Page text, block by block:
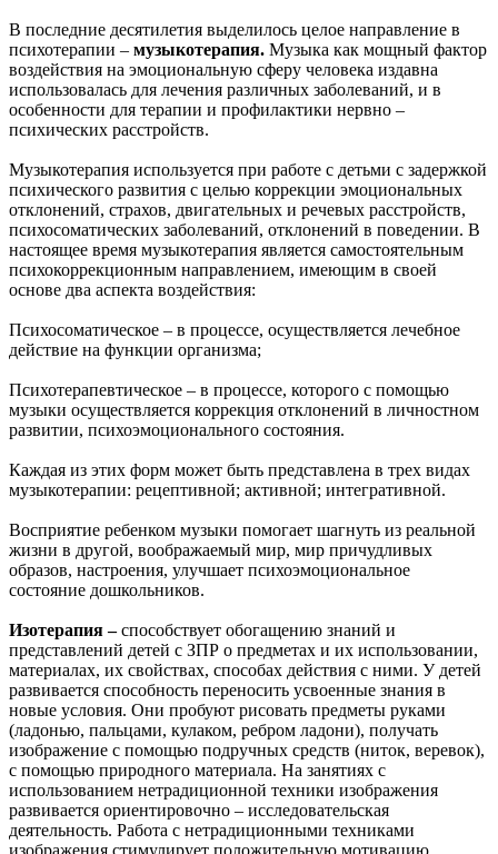
В последние десятилетия выделилось целое направление в
психотерапии – музыкотерапия. Музыка как мощный фактор
воздействия на эмоциональную сферу человека издавна
использовалась для лечения различных заболеваний, и в
особенности для терапии и профилактики нервно –
психических расстройств.
Музыкотерапия используется при работе с детьми с задержкой
психического развития с целью коррекции эмоциональных
отклонений, страхов, двигательных и речевых расстройств,
психосоматических заболеваний, отклонений в поведении. В
настоящее время музыкотерапия является самостоятельным
психокоррекционным направлением, имеющим в своей
основе два аспекта воздействия:
Психосоматическое – в процессе, осуществляется лечебное
действие на функции организма;
Психотерапевтическое – в процессе, которого с помощью
музыки осуществляется коррекция отклонений в личностном
развитии, психоэмоционального состояния.
Каждая из этих форм может быть представлена в трех видах
музыкотерапии: рецептивной; активной; интегративной.
Восприятие ребенком музыки помогает шагнуть из реальной
жизни в другой, воображаемый мир, мир причудливых
образов, настроения, улучшает психоэмоциональное
состояние дошкольников.
Изотерапия –способствует обогащению знаний и
представлений детей с ЗПР о предметах и их использовании,
материалах, их свойствах, способах действия с ними. У детей
развивается способность переносить усвоенные знания в
новые условия. Они пробуют рисовать предметы руками
(ладонью, пальцами, кулаком, ребром ладони), получать
изображение с помощью подручных средств (ниток, веревок),
с помощью природного материала. На занятиях с
использованием нетрадиционной техники изображения
развивается ориентировочно – исследовательская
деятельность. Работа с нетрадиционными техниками
изображения стимулирует положительную мотивацию